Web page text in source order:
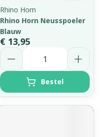
Rhino Horn
Rhino Horn Neusspoeler
Blauw
€ 13,95
Aantal
Bestel